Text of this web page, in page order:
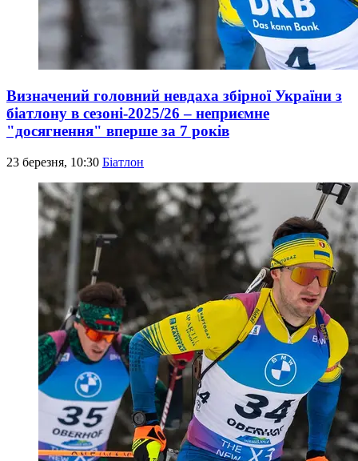
Визначений головний невдаха збірної України з
біатлону в сезоні-2025/26 – неприємне
"досягнення" вперше за 7 років
23 березня, 10:30 Біатлон